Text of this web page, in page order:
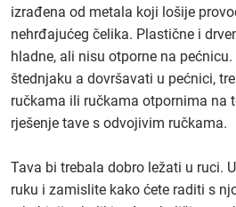
izrađena od metala koji lošije
nehrđajućeg čelika. Plastične i
hladne, ali nisu otporne na
štednjaku a dovršavati u pećnici,
ručkama ili ručkama otpornima na
rješenje tave s odvojivim ručkama.
Tava bi trebala dobro ležati u ruci.
ruku i zamislite kako ćete raditi s